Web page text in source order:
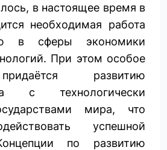
в настоящее время в
необходимая работа
в сферы экономики
При этом особое
развитию
с технологически
мира, что
успешной
по развитию